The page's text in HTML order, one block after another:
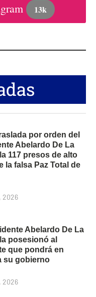
13k
por orden del
Abelardo De La
117 presos de alto
la falsa Paz Total de
2026
Abelardo De La
posesionó al
que pondrá en
su gobierno
2026